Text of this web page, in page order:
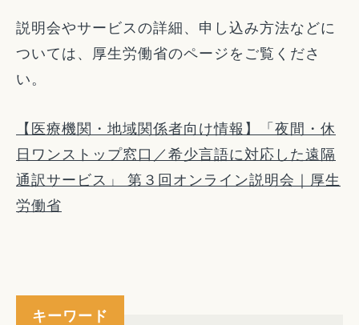
説明会やサービスの詳細、申し込み方法などに
ついては、厚生労働省のページをご覧くださ
い。
【医療機関・地域関係者向け情報】「夜間・休
日ワンストップ窓口／希少言語に対応した遠隔
通訳サービス」 第３回オンライン説明会｜厚生
労働省
キーワード